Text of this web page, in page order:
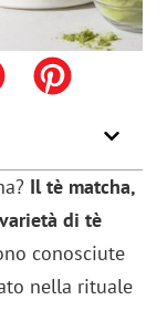
Il tè matcha,
di tè
conosciute
nella rituale